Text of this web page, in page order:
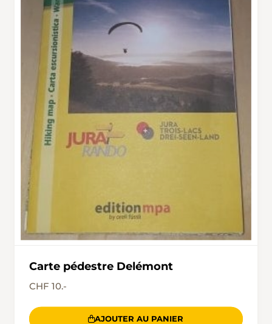
Carte pédestre Delémont
CHF 10.-
AJOUTER AU PANIER